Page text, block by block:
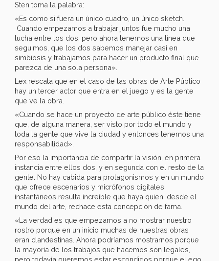
Sten toma la palabra:
«Es como si fuera un único cuadro, un único sketch.
Cuando empezamos a trabajar juntos fue mucho una
lucha entre los dos, pero ahora tenemos una línea que
seguimos, que los dos sabemos manejar casi en
simbiosis y trabajamos para hacer un producto final que
parezca de una sola persona».
Lex rescata que en el caso de las obras de Arte Público
hay un tercer actor que entra en el juego y es la gente
que ve la obra.
«Cuando se hace un proyecto de arte público éste tiene
que, de alguna manera, ser visto por todo el mundo y
toda la gente que vive la ciudad y entonces tenemos una
responsabilidad».
Por eso la importancia de compartir la visión, en primera
instancia entre ellos dos, y en segunda con el resto de la
gente. No hay cabida para protagonismos y en un mundo
que ofrece escenarios y micrófonos digitales
instantáneos resulta increíble que haya quien, desde el
mundo del arte, rechace esta concepción de fama.
«La verdad es que empezamos a no mostrar nuestro
rostro porque en un inicio muchas de nuestras obras
eran clandestinas. Ahora podríamos mostrarnos porque
la mayoría de los trabajos que hacemos son legales,